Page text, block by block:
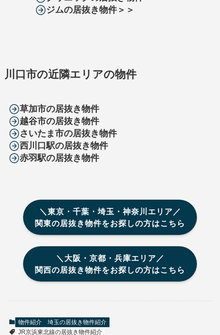
ジムの居抜き物件＞＞
川口市の近隣エリアの物件
草加市の居抜き物件
越谷市の居抜き物件
さいたま市の居抜き物件
西川口駅の居抜き物件
赤羽駅の居抜き物件
＼東京・千葉・埼玉・神奈川エリア／
関東の居抜き物件をお探しの方はこちら
＼大阪・京都・兵庫エリア／
関西の居抜き物件をお探しの方はこちら
物件紹介
埼玉の居抜き物件紹介
JR京浜東北線の居抜き物件紹介